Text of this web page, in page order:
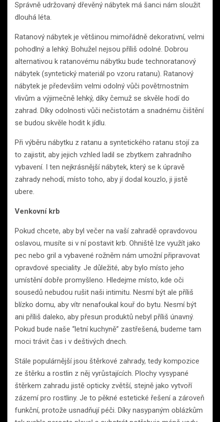
Správně udržovaný dřevěný nábytek má šanci nám sloužit
dlouhá léta.
Ratanový nábytek je většinou mimořádně dekorativní, velmi
pohodlný a lehký. Bohužel nejsou příliš odolné. Dobrou
alternativou k ratanovému nábytku bude technoratanový
nábytek (syntetický materiál po vzoru ratanu). Ratanový
nábytek je především velmi odolný vůči povětrnostním
vlivům a výjimečně lehký, díky čemuž se skvěle hodí do
zahrad. Díky odolnosti vůči nečistotám a snadnému čištění
se budou skvěle hodit k jídlu.
Při výběru nábytku z ratanu a syntetického ratanu stojí za
to zajistit, aby jejich vzhled ladil se zbytkem zahradního
vybavení. I ten nejkrásnější nábytek, který se k úpravě
zahrady nehodí, místo toho, aby jí dodal kouzlo, ji jistě
ubere.
Venkovní krb
Pokud chcete, aby byl večer na vaší zahradě opravdovou
oslavou, musíte si v ní postavit krb. Ohniště lze využít jako
pec nebo gril a vybavené rožněm nám umožní připravovat
opravdové speciality. Je důležité, aby bylo místo jeho
umístění dobře promyšleno. Hledejme místo, kde oči
sousedů nebudou rušit naši intimitu. Nesmí být ale příliš
blízko domu, aby vítr nenafoukal kouř do bytu. Nesmí být
ani příliš daleko, aby přesun produktů nebyl příliš únavný.
Pokud bude naše “letní kuchyně” zastřešená, budeme tam
moci trávit čas i v deštivých dnech.
Stále populárnější jsou štěrkové zahrady, tedy kompozice
ze štěrku a rostlin z něj vyrůstajících. Plochy vysypané
štěrkem zahradu jistě opticky zvětší, stejně jako vytvoří
zázemí pro rostliny. Je to pěkné estetické řešení a zároveň
funkční, protože usnadňují péči. Díky nasypaným oblázkům